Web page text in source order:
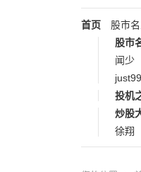
首页 股市
股市
闻少
投机
炒股
徐翔